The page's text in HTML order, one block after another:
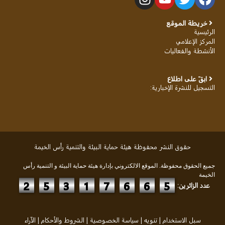
ابقَ على اطلاع
التسجيل للنشرة الإخبارية:
خريطة الموقع
الرئيسية
المركز الإعلامي
الأنشطة والفعاليات
حقوق النشر محفوظة هيئة حماية البيئة والتنمية رأس الخيمة
جميع الحقوق محفوظة. الموقع الالكتروني بإدارة هيئة حماية البيئة و التنمية رأس
الخيمة
عدد الزائرين: 2 5 3 1 7 6 6 5
سبل الاستخدام |تنويه | سياسة الخصوصية | الشروط والأحكام | الآراء